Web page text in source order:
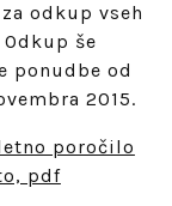
odkup vseh
še
ponudbe od
2015.
poročilo
pdf